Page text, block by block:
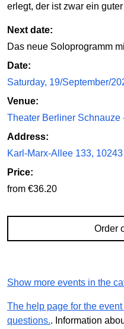
erlegt, der ist zwar ein
Next date:
Das neue Soloprogramm
Date:
Saturday, 19/September/
Venue:
Theater Berliner Schnauze
Address:
Karl-Marx-Allee 133,
Price:
from €36.20
Order
Show more events in the
The help page for the
questions.. Information